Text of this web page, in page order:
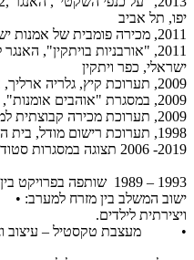
יפו, תל אביב
2011, מכירה פומבית של אמנות ישראלית, אגודת עלם, ניו יורק
2011, "אורבניות בויתקין",
ישראלי, כפר ויתקין
2009, תערוכת קיץ, גלריה ארליך, אוצרת: שרה ארליך, תל אביב,
2009, במסגרת "אוהבים אומנות", שד' חן, אוצרת: מעין נבו, תל אביב
2009, תערוכת מכירה קבוצתית למען עמותת "יד מנחם", נמל תל אביב
1998, תערוכת רישום מודל, בית האומנים בתל אביב
2019- 2006 תצוגה במסגרות סטודיו פתוח "אוהבים אמנות", תל אביב
1993 – 1989 שותפה בפרויקט בין לאומי בהודו, אורוביל (
ישוב המשלב בין מזרח למערב:
ויצירתית לילדים.
• מעצבת טקסטיל – עיצוב